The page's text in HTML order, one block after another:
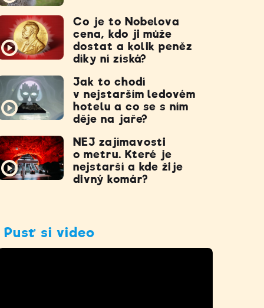
Co je to Nobelova
cena, kdo ji může
dostat a kolik peněz
díky ní získá?
Jak to chodí
v nejstarším ledovém
hotelu a co se s ním
děje na jaře?
NEJ zajímavosti
o metru. Které je
nejstarší a kde žije
divný komár?
Pusť si video